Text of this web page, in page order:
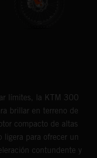
límites, la KTM 300
brillar en terreno de
compacto de altas
ligera para ofrecer un
contundente y